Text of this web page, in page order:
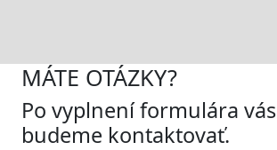
MÁTE OTÁZKY?
Po vyplnení formulára vás
budeme kontaktovať.